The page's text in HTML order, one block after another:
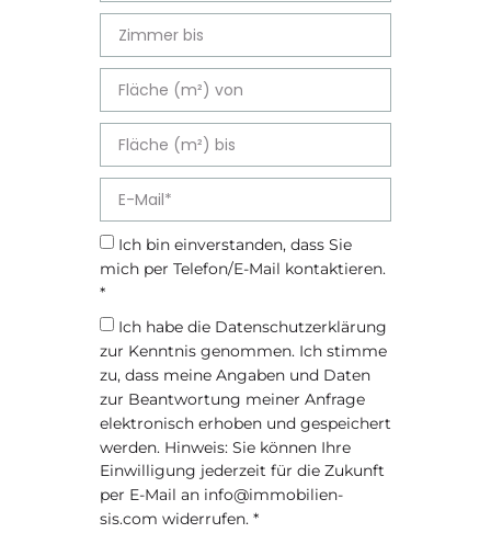
Ich bin einverstanden, dass Sie
mich per Telefon/E-Mail kontaktieren.
*
Ich habe die Datenschutzerklärung
zur Kenntnis genommen. Ich stimme
zu, dass meine Angaben und Daten
zur Beantwortung meiner Anfrage
elektronisch erhoben und gespeichert
werden. Hinweis: Sie können Ihre
Einwilligung jederzeit für die Zukunft
per E-Mail an info@immobilien-
sis.com widerrufen. *